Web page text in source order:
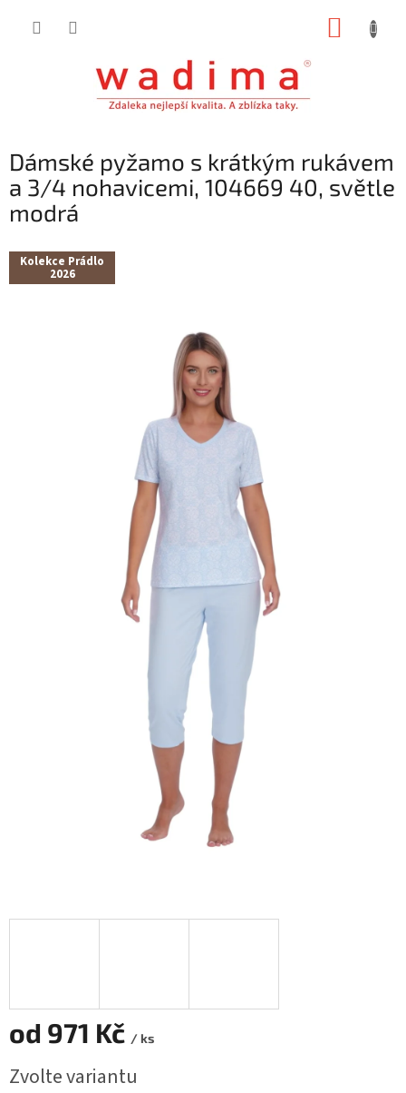
Dámské pyžamo s krátkým rukávem
a 3/4 nohavicemi, 104669 40, světle
modrá
Kolekce Prádlo
2026
od 971 Kč / ks
cena:
Zvolte variantu